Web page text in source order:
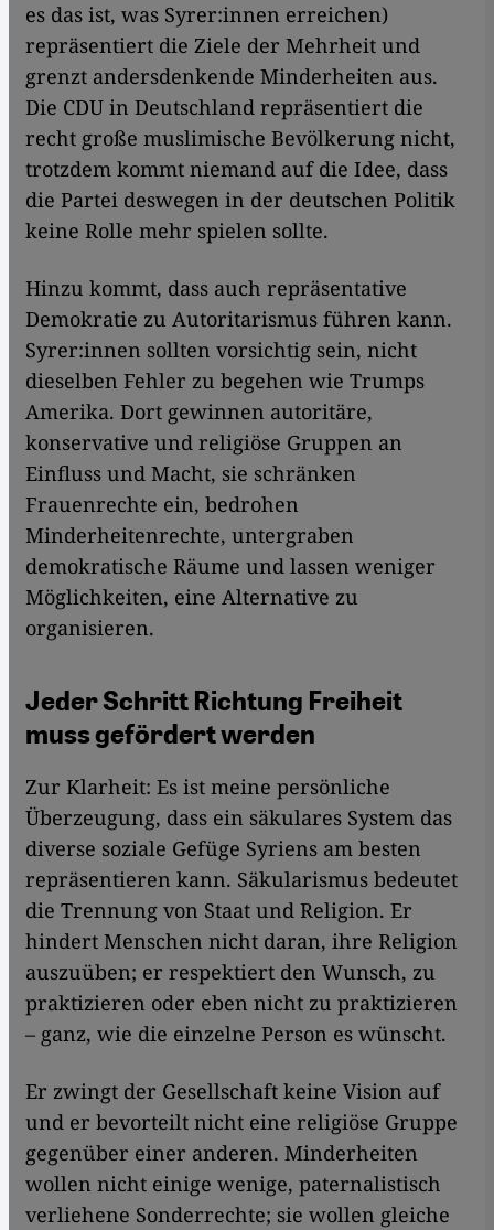
es das ist, was Syrer:innen erreichen)
repräsentiert die Ziele der Mehrheit und
grenzt andersdenkende Minderheiten aus.
Die CDU in Deutschland repräsentiert die
recht große muslimische Bevölkerung nicht,
trotzdem kommt niemand auf die Idee, dass
die Partei deswegen in der deutschen Politik
keine Rolle mehr spielen sollte.
Hinzu kommt, dass auch repräsentative
Demokratie zu Autoritarismus führen kann.
Syrer:innen sollten vorsichtig sein, nicht
dieselben Fehler zu begehen wie Trumps
Amerika. Dort gewinnen autoritäre,
konservative und religiöse Gruppen an
Einfluss und Macht, sie schränken
Frauenrechte ein, bedrohen
Minderheitenrechte, untergraben
demokratische Räume und lassen weniger
Möglichkeiten, eine Alternative zu
organisieren.
Jeder Schritt Richtung Freiheit
muss gefördert werden
Zur Klarheit: Es ist meine persönliche
Überzeugung, dass ein säkulares System das
diverse soziale Gefüge Syriens am besten
repräsentieren kann. Säkularismus bedeutet
die Trennung von Staat und Religion. Er
hindert Menschen nicht daran, ihre Religion
auszuüben; er respektiert den Wunsch, zu
praktizieren oder eben nicht zu praktizieren
– ganz, wie die einzelne Person es wünscht.
Er zwingt der Gesellschaft keine Vision auf
und er bevorteilt nicht eine religiöse Gruppe
gegenüber einer anderen. Minderheiten
wollen nicht einige wenige, paternalistisch
verliehene Sonderrechte; sie wollen gleiche